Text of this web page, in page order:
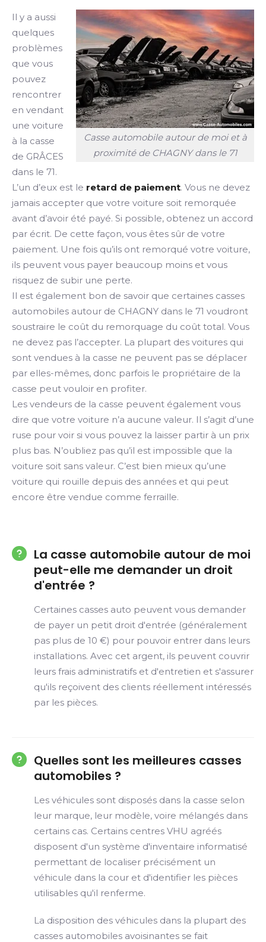
Casse automobile autour de moi et à
proximité de CHAGNY dans le 71
Il y a aussi
quelques
problèmes
que vous
pouvez
rencontrer
en vendant
une voiture
à la casse
de GRÂCES
dans le 71.
L’un d’eux est le retard de paiement. Vous ne devez
jamais accepter que votre voiture soit remorquée
avant d’avoir été payé. Si possible, obtenez un accord
par écrit. De cette façon, vous êtes sûr de votre
paiement. Une fois qu’ils ont remorqué votre voiture,
ils peuvent vous payer beaucoup moins et vous
risquez de subir une perte.
Il est également bon de savoir que certaines casses
automobiles autour de CHAGNY dans le 71 voudront
soustraire le coût du remorquage du coût total. Vous
ne devez pas l’accepter. La plupart des voitures qui
sont vendues à la casse ne peuvent pas se déplacer
par elles-mêmes, donc parfois le propriétaire de la
casse peut vouloir en profiter.
Les vendeurs de la casse peuvent également vous
dire que votre voiture n’a aucune valeur. Il s’agit d’une
ruse pour voir si vous pouvez la laisser partir à un prix
plus bas. N’oubliez pas qu’il est impossible que la
voiture soit sans valeur. C’est bien mieux qu’une
voiture qui rouille depuis des années et qui peut
encore être vendue comme ferraille.
La casse automobile autour de moi
peut-elle me demander un droit
d'entrée ?
Certaines casses auto peuvent vous demander
de payer un petit droit d'entrée (généralement
pas plus de 10 €) pour pouvoir entrer dans leurs
installations. Avec cet argent, ils peuvent couvrir
leurs frais administratifs et d'entretien et s'assurer
qu'ils reçoivent des clients réellement intéressés
par les pièces.
Quelles sont les meilleures casses
automobiles ?
Les véhicules sont disposés dans la casse selon
leur marque, leur modèle, voire mélangés dans
certains cas. Certains centres VHU agréés
disposent d'un système d'inventaire informatisé
permettant de localiser précisément un
véhicule dans la cour et d'identifier les pièces
utilisables qu'il renferme.
La disposition des véhicules dans la plupart des
casses automobiles avoisinantes se fait